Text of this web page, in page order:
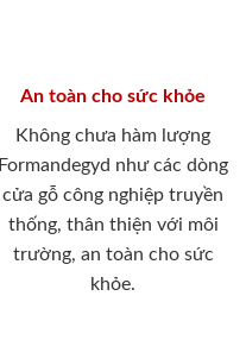
An toàn cho sức khỏe
Không chưa hàm lượng
Formandegyd như các dòng
cửa gỗ công nghiệp truyền
thống, thân thiện với môi
trường, an toàn cho sức
khỏe.